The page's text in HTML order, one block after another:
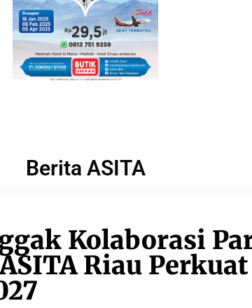
Berita ASITA
Kolaborasi
Riau